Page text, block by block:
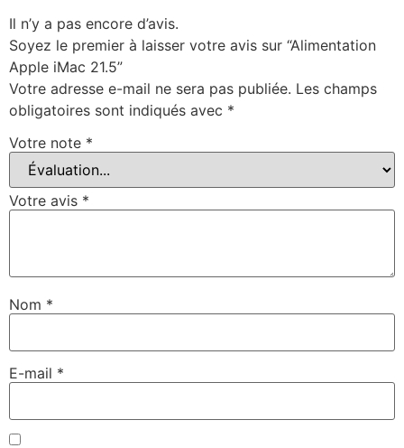
Il n’y a pas encore d’avis.
Soyez le premier à laisser votre avis sur “Alimentation
Apple iMac 21.5”
Votre adresse e-mail ne sera pas publiée. Les champs
obligatoires sont indiqués avec *
Votre note *
Votre avis *
Nom *
E-mail *